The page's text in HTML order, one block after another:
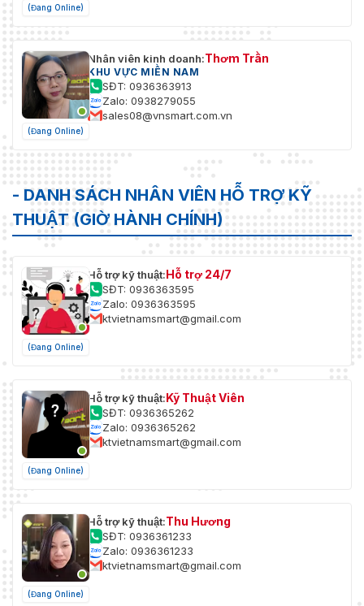
(Đang Online)
(Đang Online)
Nhân viên kinh doanh:Thơm Trần
KHU VỰC MIỀN NAM
SĐT: 0936363913
Zalo: 0938279055
sales08@vnsmart.com.vn
- DANH SÁCH NHÂN VIÊN HỖ TRỢ KỸ
THUẬT (GIỜ HÀNH CHÍNH)
(Đang Online)
Hỗ trợ kỹ thuật:Hỗ trợ 24/7
SĐT: 0936363595
Zalo: 0936363595
ktvietnamsmart@gmail.com
(Đang Online)
Hỗ trợ kỹ thuật:Kỹ Thuật Viên
SĐT: 0936365262
Zalo: 0936365262
ktvietnamsmart@gmail.com
(Đang Online)
Hỗ trợ kỹ thuật:Thu Hương
SĐT: 0936361233
Zalo: 0936361233
ktvietnamsmart@gmail.com